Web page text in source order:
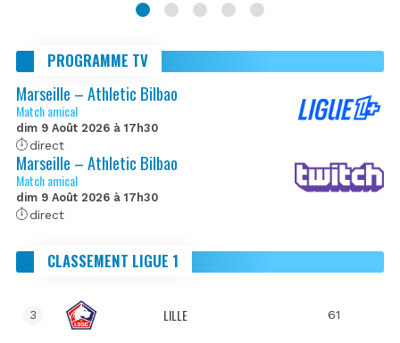
PROGRAMME TV
Marseille – Athletic Bilbao
Match amical
dim 9 Août 2026 à 17h30
direct
Marseille – Athletic Bilbao
Match amical
dim 9 Août 2026 à 17h30
direct
CLASSEMENT LIGUE 1
3 LILLE 61